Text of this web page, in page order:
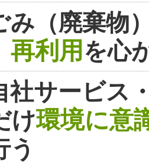
み（廃棄物
再利用を心
社サービス
け環境に意
う